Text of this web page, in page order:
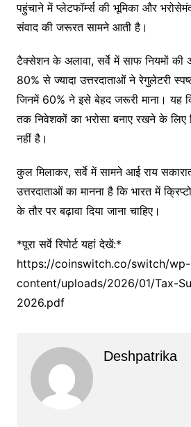
पहुंचाने में प्लेटफॉर्म्स की भूमिका और
संवाद की जरूरत सामने आती है।
टैक्सेशन के अलावा, सर्वे में साफ नियमों की
80% से ज्यादा उत्तरदाताओं ने रेगुलेटरी
जिनमें 60% ने इसे बेहद जरूरी माना। यह
तक निवेशकों का भरोसा बनाए रखने के लिए
नहीं है।
कुल मिलाकर, सर्वे में सामने आई राय
उत्तरदाताओं का मानना है कि भारत में
के तौर पर बढ़ावा दिया जाना चाहिए।
*पूरा सर्वे रिपोर्ट यहां देखें:*
https://coinswitch.co/switch/wp-
content/uploads/2026/01/Tax-
2026.pdf
Deshpatrika